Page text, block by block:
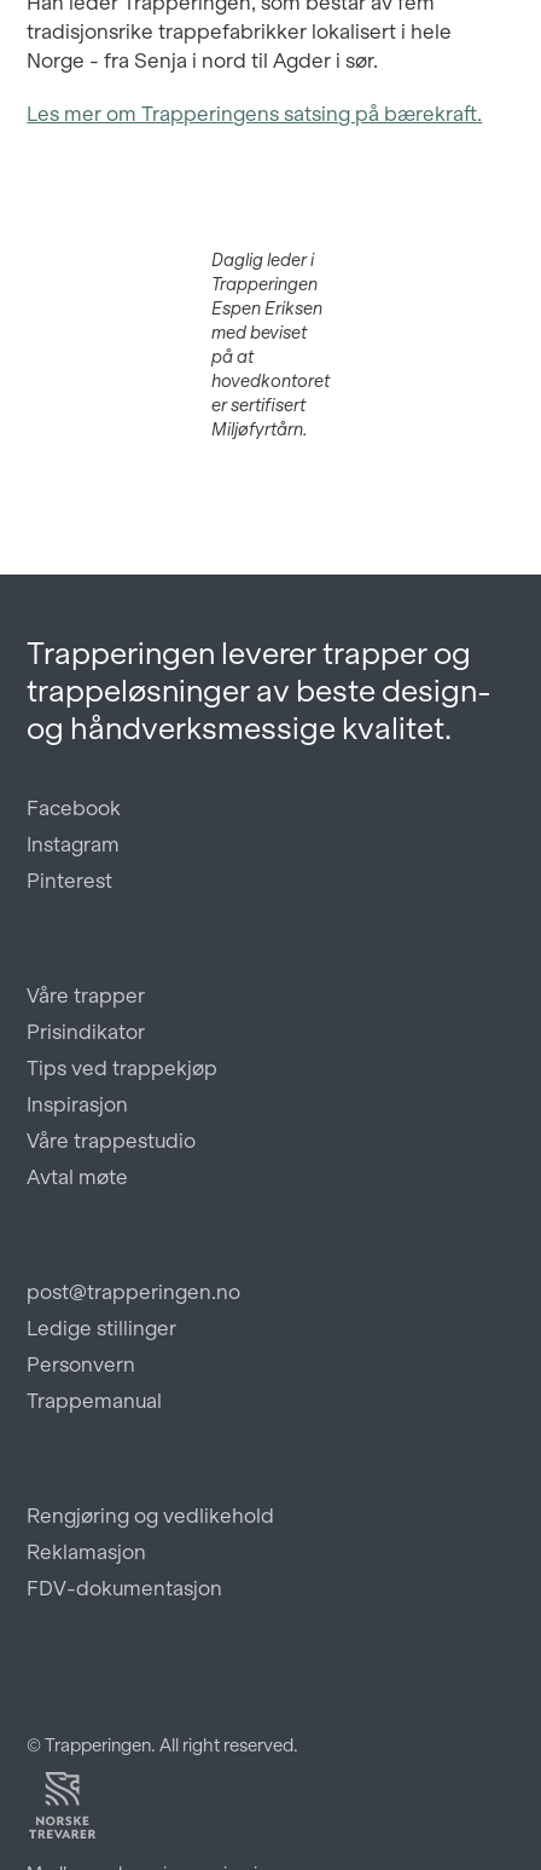
tradisjonsrike trappefabrikker lokalisert i hele
Norge - fra Senja i nord til Agder i sør.
Les mer om Trapperingens satsing på bærekraft.
Daglig leder i
Trapperingen
Espen Eriksen
med beviset
på at
hovedkontoret
er sertifisert
Miljøfyrtårn.
Trapperingen leverer trapper og
trappeløsninger av beste design-
og håndverksmessige kvalitet.
Facebook
Instagram
Pinterest
Våre trapper
Prisindikator
Tips ved trappekjøp
Inspirasjon
Våre trappestudio
Avtal møte
post@trapperingen.no
Ledige stillinger
Personvern
Trappemanual
Rengjøring og vedlikehold
Reklamasjon
FDV-dokumentasjon
© Trapperingen. All right reserved.